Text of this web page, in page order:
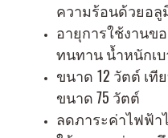
ความร้อนด้วยอลู
อายุการใช้งานข
ทนทาน น้ำหนักเบ
ขนาด 12 วัตต์ เที
ขนาด 75 วัตต์
ลดภาระค่าไฟฟ้า